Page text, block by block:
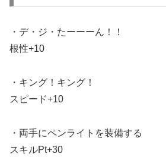
・デ・ジ・たーーーん！！
根性+10
・キング！キング！
スピード+10
・両手にペンライトを装備する
スキルPt+30